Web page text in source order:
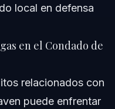
local en defensa
en el Condado de
relacionados con
puede enfrentar